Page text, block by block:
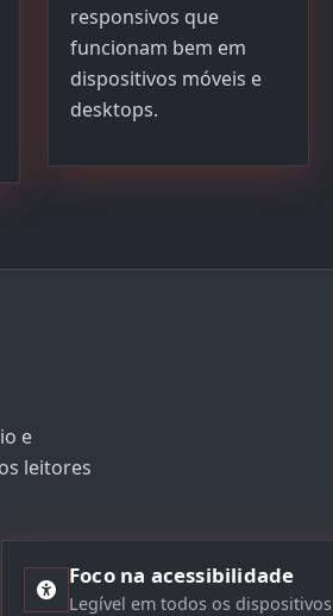
responsivos que
funcionam bem em
dispositivos móveis e
desktops.
e
leitores
Foco na acessibilidade
Legível em todos os dispositivos